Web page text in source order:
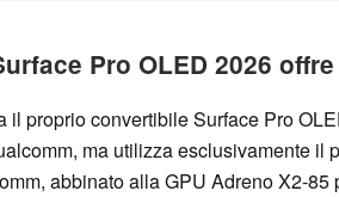
Pro OLED 2026
il proprio convertibile Surface Pro
ma utilizza esclusivamente il
abbinato alla GPU Adreno X2-